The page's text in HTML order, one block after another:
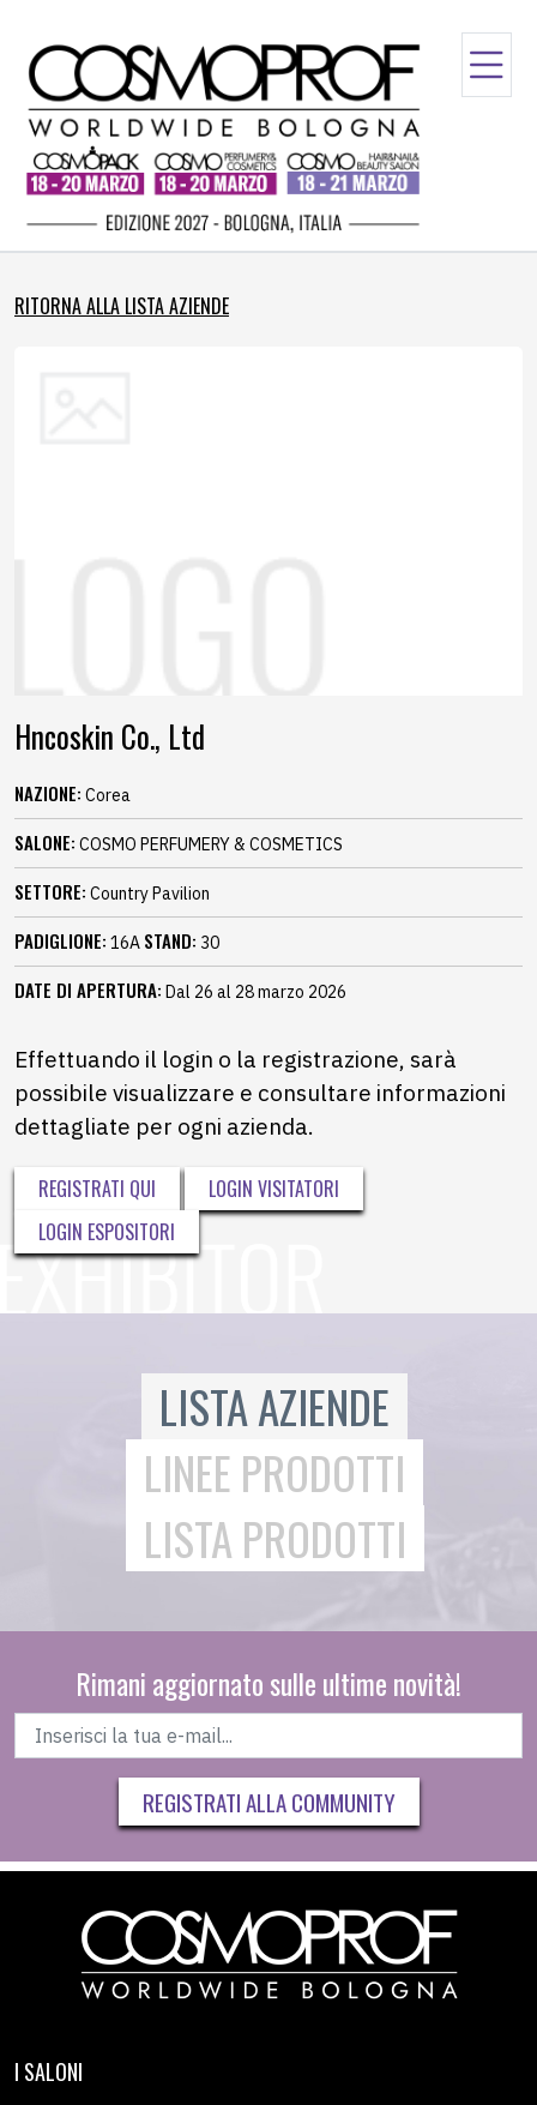
RITORNA ALLA LISTA AZIENDE
Hncoskin Co., Ltd
NAZIONE: Corea
SALONE: COSMO PERFUMERY & COSMETICS
SETTORE: Country Pavilion
PADIGLIONE: 16A STAND: 30
DATE DI APERTURA: Dal 26 al 28 marzo 2026
Effettuando il login o la registrazione, sarà
possibile visualizzare e consultare informazioni
dettagliate per ogni azienda.
REGISTRATI QUI
LOGIN VISITATORI
LOGIN ESPOSITORI
LISTA AZIENDE
LINEE PRODOTTI
LISTA PRODOTTI
Rimani aggiornato sulle ultime novità!
REGISTRATI ALLA COMMUNITY
I SALONI